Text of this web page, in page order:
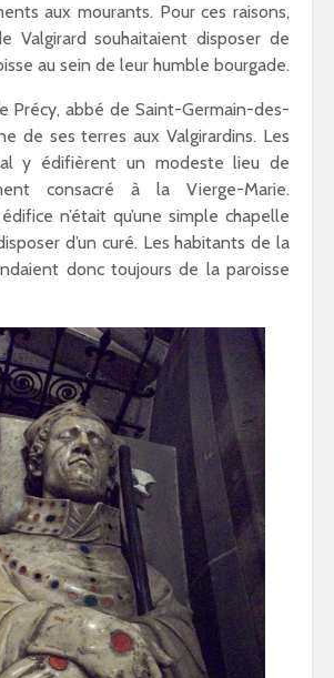
aux mourants. Pour ces raisons,
Valgirard souhaitaient disposer de
au sein de leur humble bourgade.
Précy, abbé de Saint-Germain-des-
de ses terres aux Valgirardins. Les
y édifièrent un modeste lieu de
consacré à la Vierge-Marie.
n’était qu’une simple chapelle
d’un curé. Les habitants de la
donc toujours de la paroisse